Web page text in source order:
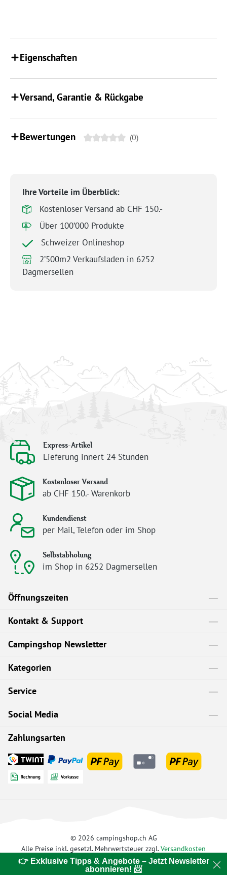
Eigenschaften
Versand, Garantie & Rückgabe
Bewertungen (0)
Ihre Vorteile im Überblick:
Kostenloser Versand ab CHF 150.-
Über 100’000 Produkte
Schweizer Onlineshop
2’500m2 Verkaufsladen in 6252
Dagmersellen
Express-Artikel
Lieferung innert 24 Stunden
Kostenloser Versand
ab CHF 150.- Warenkorb
Kundendienst
per Mail, Telefon oder im Shop
Selbstabholung
im Shop in 6252 Dagmersellen
Öffnungszeiten
Kontakt & Support
Campingshop Newsletter
Kategorien
Service
Social Media
Zahlungsarten
© 2026 campingshop.ch AG
Alle Preise inkl. gesetzl. Mehrwertsteuer zzgl.Versandkosten
👉 Exklusive Tipps & Angebote – Jetzt Newsletter
abonnieren! 📨